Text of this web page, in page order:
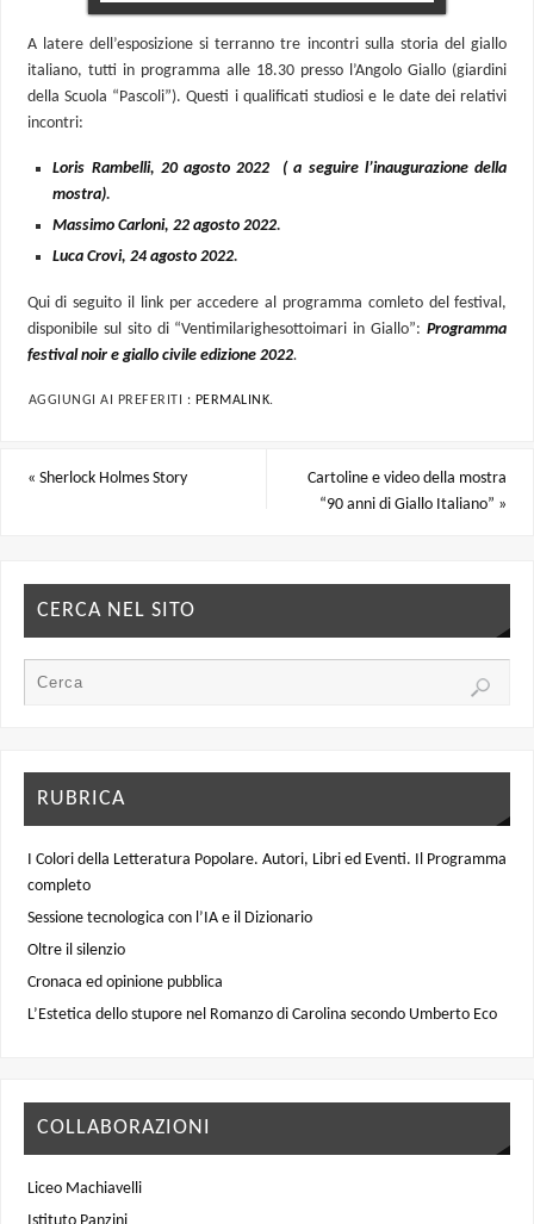
A latere dell’esposizione si terranno tre incontri sulla storia del giallo
italiano, tutti in programma alle 18.30 presso l’Angolo Giallo (giardini
della Scuola “Pascoli”). Questi i qualificati studiosi e le date dei relativi
incontri:
Loris Rambelli, 20 agosto 2022 ( a seguire l’inaugurazione della
mostra).
Massimo Carloni, 22 agosto 2022.
Luca Crovi, 24 agosto 2022.
Qui di seguito il link per accedere al programma comleto del festival,
disponibile sul sito di “Ventimilarighesottoimari in Giallo”: Programma
festival noir e giallo civile edizione 2022.
AGGIUNGI AI PREFERITI : PERMALINK.
« Sherlock Holmes Story
Cartoline e video della mostra
“90 anni di Giallo Italiano” »
CERCA NEL SITO
RUBRICA
I Colori della Letteratura Popolare. Autori, Libri ed Eventi. Il Programma
completo
Sessione tecnologica con l’IA e il Dizionario
Oltre il silenzio
Cronaca ed opinione pubblica
L’Estetica dello stupore nel Romanzo di Carolina secondo Umberto Eco
COLLABORAZIONI
Liceo Machiavelli